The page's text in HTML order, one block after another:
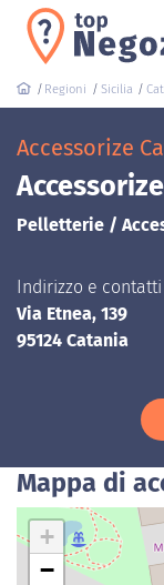
Regioni Sicilia
Accessorize
Accessorize
Pelletterie /
Indirizzo e contatti
Via Etnea, 139
95124 Catania
Mappa di
+
−